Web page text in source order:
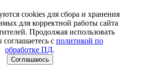
cookies для сбора и хранения
для корректной работы сайта
Продолжая использовать
с политикой по
обработке ПД.
Соглашаюсь